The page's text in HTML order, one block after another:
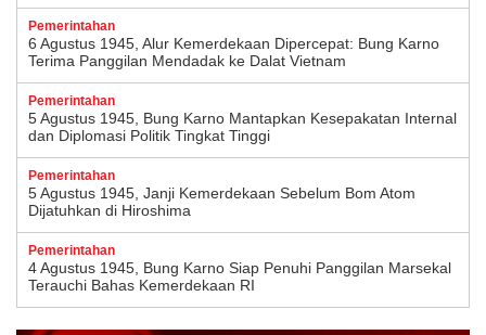
Pemerintahan
6 Agustus 1945, Alur Kemerdekaan Dipercepat: Bung Karno
Terima Panggilan Mendadak ke Dalat Vietnam
Pemerintahan
5 Agustus 1945, Bung Karno Mantapkan Kesepakatan Internal
dan Diplomasi Politik Tingkat Tinggi
Pemerintahan
5 Agustus 1945, Janji Kemerdekaan Sebelum Bom Atom
Dijatuhkan di Hiroshima
Pemerintahan
4 Agustus 1945, Bung Karno Siap Penuhi Panggilan Marsekal
Terauchi Bahas Kemerdekaan RI